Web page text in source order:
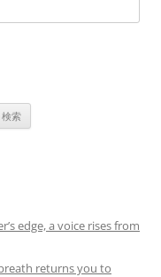
edge, a voice rises from
returns you to